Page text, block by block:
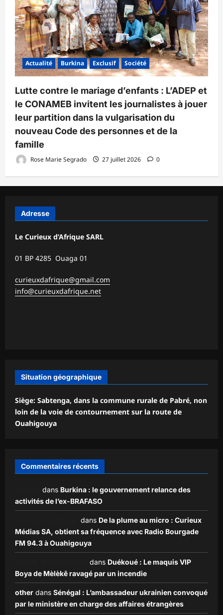
Actualité Burkina Exclusif Société
Lutte contre le mariage d’enfants : L’ADEP et
le CONAMEB invitent les journalistes à jouer
leur partition dans la vulgarisation du
nouveau Code des personnes et de la
famille
Rose Marie Segrado 27 juillet 2026 0
Adresse
Le Curieux d’Afrique SARL
01 BP 4285 Ouaga 01
curieuxdafrique@gmail.com
info@curieuxdafrique.net
Situation géographique
Siège: Sabtenga, dans la commune rurale de Pabré, non
loin de la voie de contournement sur la route de
Ouahigouya
Commentaires récents
dans Burkina : le gouvernement relance des
activités de l’ex-BRAFASO
dans De la plume au micro : Curieux
Médias SA, obtient sa fréquence avec Radio Bourgade
FM 94.3 à Ouahigouya
dans Duékoué : Le maquis VIP
Boya de Mèlèkê ravagé par un incendie
other dans Sénégal : L’ambassadeur ukrainien convoqué
par le ministère en charge des affaires étrangères